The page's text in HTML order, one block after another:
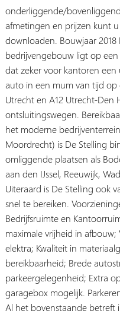
onderliggende/
afmetingen en prijzen kunt
downloaden. Bouwjaar
bedrijvengebouw ligt op
dat zeker voor kantoren
auto in een mum van tijd
Utrecht en A12 Utrecht-Den
ontsluitingswegen.
het moderne
Moordrecht) is De Stelling
omliggende plaatsen als
aan den IJssel, Reeuwijk,
Uiteraard is De Stelling ook
snel te bereiken.
Bedrijfsruimte en
maximale vrijheid in
elektra; Kwaliteit in
bereikbaarheid; Brede
parkeergelegenheid; Extra
garagebox mogelijk.
Al het bovenstaande